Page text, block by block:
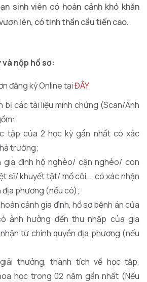
sinh viên có hoàn cảnh khó khăn
lên, có tinh thần cầu tiến cao.
nộp hồ sơ:
đăng ký Online tạiĐÂY
bị các tài liệu minh chứng (Scan/Ảnh
tập của 2 học kỳ gần nhất có xác
trường;
gia đình hộ nghèo/ cận nghèo/ con
sĩ/ khuyết tật/ mồ côi,… có xác nhận
địa phương (nếu có);
cảnh gia đình, hồ sơ bệnh án của
ảnh hưởng đến thu nhập của gia
từ chính quyền địa phương (nếu
thưởng, thành tích về học tập,
học trong 02 năm gần nhất (Nếu